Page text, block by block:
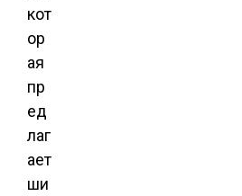
кот
ор
ая
пр
ед
лаг
ает
ши